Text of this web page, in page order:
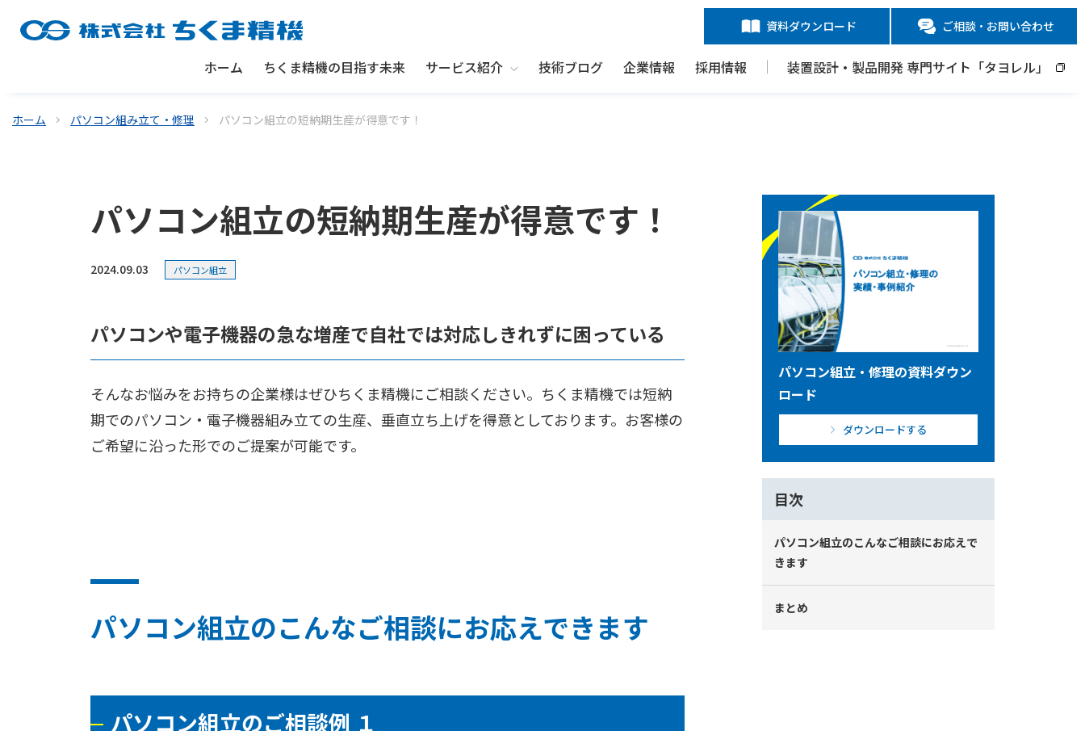
資料ダウンロード ご相談・お問い合わせ
ホーム ちくま精機の目指す未来 サービス紹介
Show submenu for サービス紹介
技術ブログ 企業情報 採用情報 装置設計・製品開発 専門サイト「タヨレル」
ホーム パソコン組み立て・修理 パソコン組立の短納期生産が得意です！
パソコン組立の短納期生産が得意です！
2024.09.03 パソコン組立
パソコンや電子機器の急な増産で自社では対応しきれずに困っている
そんなお悩みをお持ちの企業様はぜひちくま精機にご相談ください。ちくま精機では短納
期でのパソコン・電子機器組み立ての生産、垂直立ち上げを得意としております。お客様の
ご希望に沿った形でのご提案が可能です。
パソコン組立のこんなご相談にお応えできます
パソコン組立のご相談例 １
パソコン組立・修理の資料ダウン
ロード
ダウンロードする
目次
パソコン組立のこんなご相談にお応えで
きます
まとめ